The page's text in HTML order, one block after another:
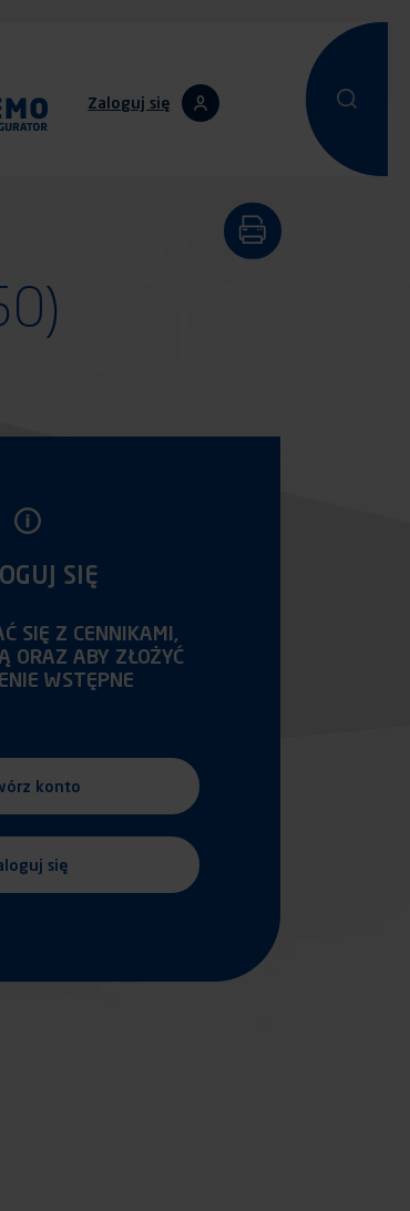
Zaloguj się
SIĘ
SIĘ Z CENNIKAMI,
ORAZ ABY ZŁOŻYĆ
WSTĘPNE
konto
się